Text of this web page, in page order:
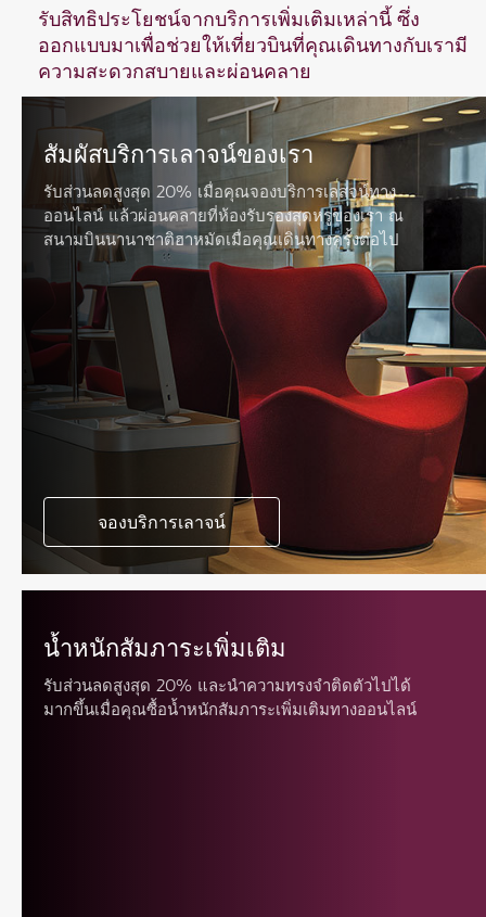
รับสิทธิประโยชน์จากบริการเพิ่มเติมเหล่านี้ ซึ่ง
ออกแบบมาเพื่อช่วยให้เที่ยวบินที่คุณเดินทางกับเรามี
ความสะดวกสบายและผ่อนคลาย
สัมผัสบริการเลาจน์ของเรา
รับส่วนลดสูงสุด 20% เมื่อคุณจองบริการเลสจน์ทาง
ออนไลน์ แล้วผ่อนคลายที่ห้องรับรองสุดหรูของเรา ณ
สนามบินนานาชาติฮาหมัดเมื่อคุณเดินทางครั้งต่อไป
จองบริการเลาจน์
น้ำหนักสัมภาระเพิ่มเติม
รับส่วนลดสูงสุด 20% และนำความทรงจำติดตัวไปได้
มากขึ้นเมื่อคุณซื้อน้ำหนักสัมภาระเพิ่มเติมทางออนไลน์